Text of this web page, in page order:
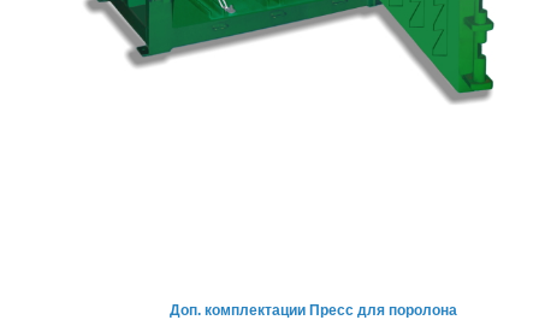
Доп. комплектации Пресс для поролона